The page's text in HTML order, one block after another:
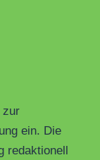
zur
ein. Die
redaktionell